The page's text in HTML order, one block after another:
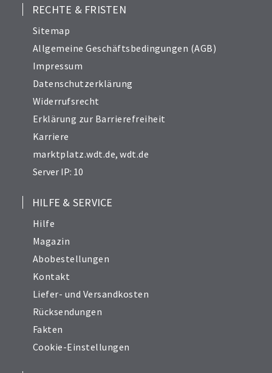
RECHTE & FRISTEN
Sitemap
Allgemeine Geschäftsbedingungen (AGB)
Impressum
Datenschutzerklärung
Widerrufsrecht
Erklärung zur Barrierefreiheit
Karriere
marktplatz.wdt.de,wdt.de
Server IP: 10
HILFE & SERVICE
Hilfe
Magazin
Abobestellungen
Kontakt
Liefer- und Versandkosten
Rücksendungen
Fakten
Cookie-Einstellungen